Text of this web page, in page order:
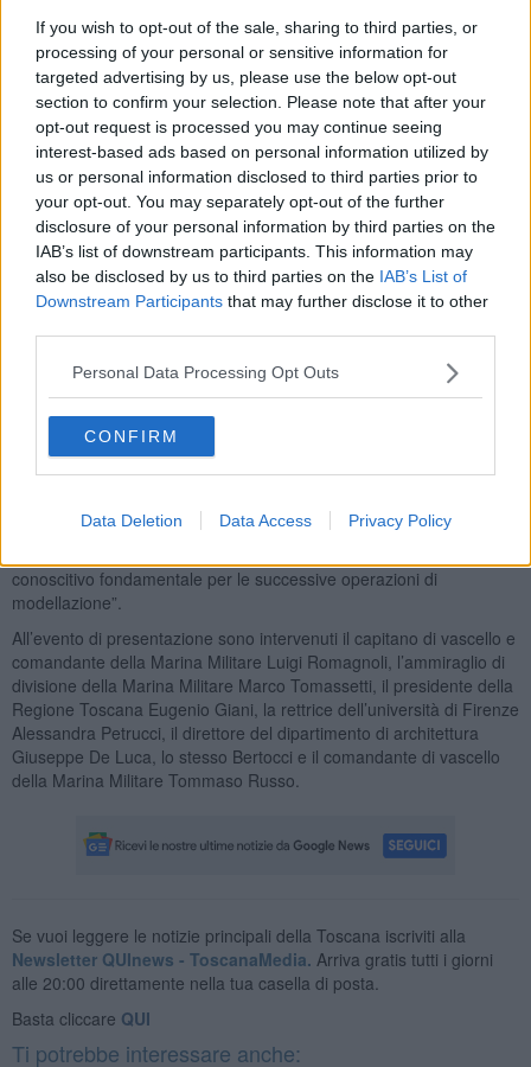
If you wish to opt-out of the sale, sharing to third parties, or
processing of your personal or sensitive information for
targeted advertising by us, please use the below opt-out
section to confirm your selection. Please note that after your
opt-out request is processed you may continue seeing
interest-based ads based on personal information utilized by
us or personal information disclosed to third parties prior to
your opt-out. You may separately opt-out of the further
disclosure of your personal information by third parties on the
IAB’s list of downstream participants. This information may
also be disclosed by us to third parties on the IAB’s List of
Downstream Participants that may further disclose it to other
Personal Data Processing Opt Outs
CONFIRM
Data Deletion Data Access Privacy Policy
Bertocci, docente di disegno dell'ateneo fiorentino, nell’ambito di
una collaborazione triennale tra lo Stato Maggiore della Marina
Militare Italiana 7° Reparto Navi e il Laboratorio Congiunto “I
Luoghi dello Sport LABToscana Architecture and Sport
Management” del dipartimento di architettura dell’università di
Firenze.
Il duplicato digitale del veliero sarà utilizzato dalla Marina Militare a
scopo promozionale e offrirà la possibilità di esplorare alcune aree
nobili della nave e di compiere così un viaggio virtuale in un luogo
altamente rappresentativo del nostro patrimonio culturale.
Vespucci ha avuto una durata di tre anni. La campagna di
acquisizione, cioè la raccolta analitica di tutti i dati metrici 3D,
attraverso l’uso di laser scanner, ha permesso di ottenere un
duplicato digitale affidabile e dettagliato.
“Il rilievo digitale di un’architettura mobile così articolata – spiega
Bertocci - è stato possibile solamente attraverso l’uso di tecnologie
all’avanguardia e di una consolidata esperienza, che al termine di
conoscitivo fondamentale per le successive operazioni di
modellazione”.
All’evento di presentazione sono intervenuti il capitano di vascello e
comandante della Marina Militare Luigi Romagnoli, l’ammiraglio di
divisione della Marina Militare Marco Tomassetti, il presidente della
Regione Toscana Eugenio Giani, la rettrice dell’università di Firenze
Alessandra Petrucci, il direttore del dipartimento di architettura
Giuseppe De Luca, lo stesso Bertocci e il comandante di vascello
della Marina Militare Tommaso Russo.
Se vuoi leggere le notizie principali della Toscana iscriviti alla
Newsletter QUInews - ToscanaMedia. Arriva gratis tutti i giorni
alle 20:00 direttamente nella tua casella di posta.
Basta cliccare QUI
Ti potrebbe interessare anche: